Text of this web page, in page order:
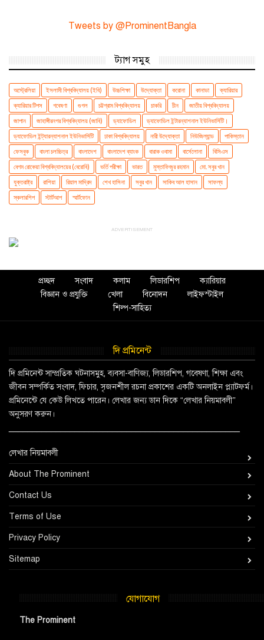
Tweets by @ProminentBangla
ট্যাগ সমুহ
অস্ট্রেলিয়া ইসলামী বিশ্ববিদ্যালয় (ইবি) উচ্চশিক্ষা উদ্যোক্তা করোনা কানাডা
ক্যারিয়ার
ক্যারিয়ার টিপস
গবেষণা গুগল চট্টগ্রাম বিশ্ববিদ্যালয় চাকরি চীন
জাতীয় বিশ্ববিদ্যালয়
জাপান
জাহাঙ্গীরনগর বিশ্ববিদ্যালয় (জাবি) ড্যাফোডিল
ড্যাফোডিল ইন্টারন্যাশনাল ইউনিভার্সিটি।
ড্যাফোডিল ইন্ট্যারন্যাশনাল ইউনিভার্সিটি
ঢাকা বিশ্ববিদ্যালয় নারী উদ্যোক্তা নিউজিল্যান্ড
পাকিস্তান
ফেসবুক
বাংলা চলচ্চিত্র বাংলাদেশ বাংলাদেশ ব্যাংক বারাক ওবামা বার্সেলোনা
বিসিএস
বেগম রোকেয়া বিশ্ববিদ্যালয়ের (বেরোবি)
ভর্তি পরীক্ষা ভারত মুস্তাফিজুর রহমান
মো. সবুর খান
যুক্তরাষ্ট্র
রাশিয়া রিয়াল মাদ্রিদ শেখ হাসিনা সবুর খান সাকিব আল হাসান
সাফল্য
স্কলারশিপ
স্টার্টআপ স্মার্টফোন
ADVERTISEMENT
প্রচ্ছদ সংবাদ কলাম লিডারশিপ
ক্যারিয়ার
বিজ্ঞান ও প্রযুক্তি
খেলা বিনোদন
লাইফস্টাইল
শিল্প-সাহিত্য
দি প্রমিনেন্ট
দি প্রমিনেন্ট সাম্প্রতিক ঘটনাসমুহ, ব্যবসা-বাণিজ্য, লিডারশিপ, গবেষণা, শিক্ষা এবং
জীবন সম্পর্কিত সংবাদ, ফিচার, সৃজনশীল রচনা প্রকাশের একটি অনলাইন প্ল্যাটফর্ম।
প্রমিনেন্টে যে কেউ লিখতে পারেন। লেখার জন্য ডান দিকে “লেখার নিয়মাবলী”
অনুসরণ করুন।
লেখার নিয়মাবলী
About The Prominent
Contact Us
Terms of Use
Privacy Policy
Sitemap
যোগাযোগ
The Prominent